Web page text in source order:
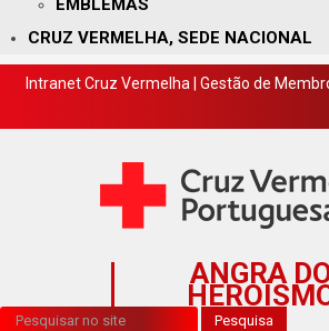
EMBLEMAS
CRUZ VERMELHA, SEDE NACIONAL
Intranet Cruz Vermelha Gestão de
ANGRA
Pesquisa... Pesquisa